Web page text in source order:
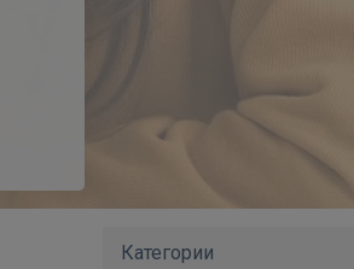
Категории